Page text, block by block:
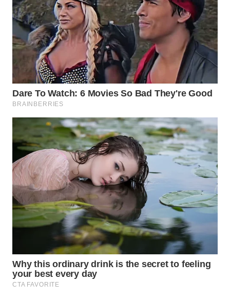
WN
INDRAMAYU
WN
KUNINGAN
WN
MAJALENGKA
WN
SUBANG
WN
SUKABUMI
PURWAKARTA
PRIANGAN
WN